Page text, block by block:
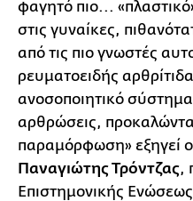
φαγητό πιο...
στις γυναίκες,
από τις πιο γνωστές
ρευματοειδής
ανοσοποιητικό σύστημα
αρθρώσεις,
παραμόρφωση» εξηγεί
Παναγιώτης Τρόντζας,
Επιστημονικής